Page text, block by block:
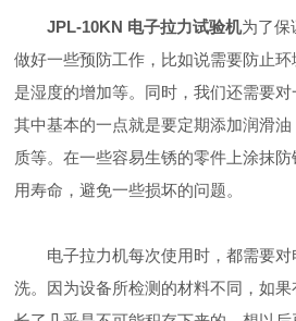
JPL-10KN 电子拉力试验机为了保
做好一些预防工作，比如说需要防止
是湿度的增加等。同时，我们还需要对
其中基本的一点就是要定期添加润滑
质等。在一些容易生锈的零件上涂抹
用寿命，避免一些损坏的问题。
电子拉力机每次使用时，都需要对
洗。因为设备所检测的材料不同，如